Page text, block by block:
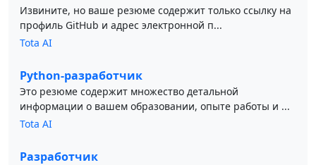
Извините, но ваше резюме содержит только ссылку на
профиль GitHub и адрес электронной п...
Tota AI
Python-разработчик
Это резюме содержит множество детальной
информации о вашем образовании, опыте работы и ...
Tota AI
Разработчик